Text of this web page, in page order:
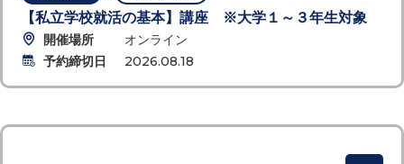
【私立学校就活の基本】講座 ※大学１～３年生対象
開催場所
オンライン
予約締切日
2026.08.18